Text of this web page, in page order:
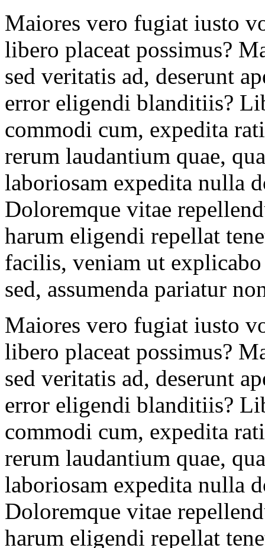
Maiores vero fugiat iusto
libero placeat possimus?
sed veritatis ad, deserunt
error eligendi blanditiis?
commodi cum, expedita
rerum laudantium quae,
laboriosam expedita nulla
Doloremque vitae
harum eligendi repellat
facilis, veniam ut
sed, assumenda pariatur
Maiores vero fugiat iusto
libero placeat possimus?
sed veritatis ad, deserunt
error eligendi blanditiis?
commodi cum, expedita
rerum laudantium quae,
laboriosam expedita nulla
Doloremque vitae
harum eligendi repellat